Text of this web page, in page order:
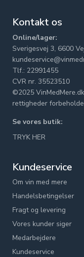
Kontakt os
Online/lager:
Sverigesvej 3, 6600
Tlf.: 22991455
CVR nr. 35523510
©2025
rettigheder
Se vores butik:
TRYK HER
Kundeservice
Om vin med mere
Handelsbetingelser
Fragt og levering
Vores kunder siger
Medarbejdere
Kundeservice